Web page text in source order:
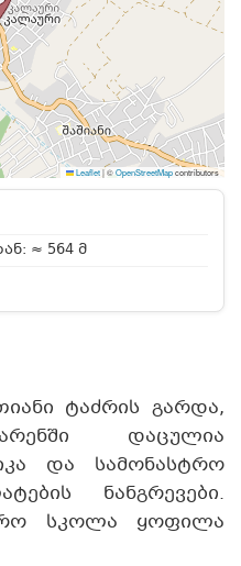
Leaflet|©OpenStreetMapcontributors
≈ 564 მ
ტაძრის გარდა,
დაცულია
და სამონასტრო
ნანგრევები.
სკოლა ყოფილა